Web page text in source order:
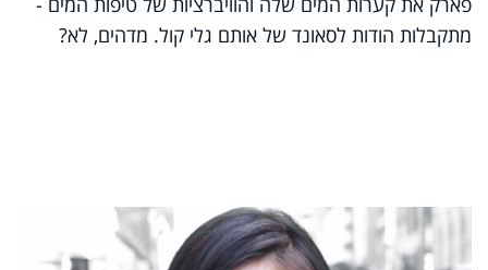
מתקבלות הודות לסאונד של אותם גלי קול. מדהים, לא?